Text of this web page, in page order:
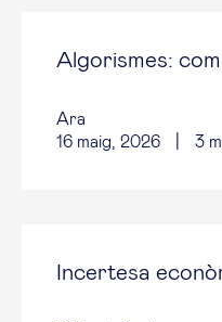
Algorismes:
Ara
16 maig, 2026
3
Incertesa